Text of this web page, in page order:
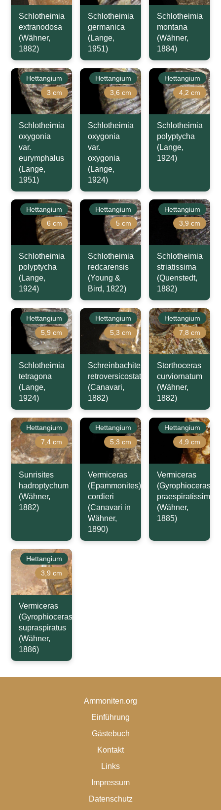
Schlotheimia
extranodosa
(Wähner,
1882)
Schlotheimia
germanica
(Lange,
1951)
Schlotheimia
montana
(Wähner,
1884)
Hettangium
3 cm
Schlotheimia
oxygonia
var.
eurymphalus
(Lange,
1951)
Hettangium
3,6 cm
Schlotheimia
oxygonia
var.
oxygonia
(Lange,
1924)
Hettangium
4,2 cm
Schlotheimia
polyptycha
(Lange,
1924)
Hettangium
6 cm
Schlotheimia
polyptycha
(Lange,
1924)
Hettangium
5 cm
Schlotheimia
redcarensis
(Young &
Bird, 1822)
Hettangium
3,9 cm
Schlotheimia
striatissima
(Quenstedt,
1882)
Hettangium
5,9 cm
Schlotheimia
tetragona
(Lange,
1924)
Hettangium
5,3 cm
Schreinbachites
retroversicostatus
(Canavari,
1882)
Hettangium
7,8 cm
Storthoceras
curviornatum
(Wähner,
1882)
Hettangium
7,4 cm
Sunrisites
hadroptychum
(Wähner,
1882)
Hettangium
5,3 cm
Vermiceras
(Epammonites)
cordieri
(Canavari in
Wähner,
1890)
Hettangium
4,9 cm
Vermiceras
(Gyrophioceras)
praespiratissimus
(Wähner,
1885)
Hettangium
3,9 cm
Vermiceras
(Gyrophioceras)
supraspiratus
(Wähner,
1886)
Ammoniten.org
Einführung
Gästebuch
Kontakt
Links
Impressum
Datenschutz